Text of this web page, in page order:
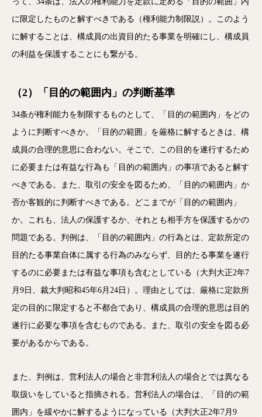
に限定したものと解すべきである（権利能力制限説）。このよう
に解することは、構成員の出資目的たる事業を明確にし、構成員
の利益を保護することにも繋がる。
（2）「目的の範囲内」の判断基準
34条が権利能力を制限するものとして、「目的の範囲内」をどの
ように判断すべきか。「目的の範囲」を厳格に解するときは、構
成員の合理的意思に合わない。そこで、この目的を遂行するため
に必要または有益な行為も「目的の範囲内」の事項であると解す
べきである。また、取引の安全を図るため、「目的の範囲内」か
否か客観的に判断すべきである。どこまでが「目的の範囲内」
か。これも、法人の保護するか、それとも相手方を保護するかの
問題である。判例は、「目的の範囲内」の行為とは、定款所定の
目的たる事業自体に属する行為のみならず、目的たる事業を遂行
するのに必要または有益な事項も含むとしている（大判大正2年7
月9日、裁大判昭和45年6月24日）。理由としては、厳格に定款所
定の目的に限定すると不都合であり、構成員の合理的意思は目的
遂行に必要な事項を含むものである。また、取引の安全を図る必
要があるからである。
また、判例は、営利法人の場合と非営利法人の場合とでは異なる
取扱いをしていると指摘される。営利法人の場合は、「目的の範
囲内」を緩やかに解するようになっている（大判大正2年7月9